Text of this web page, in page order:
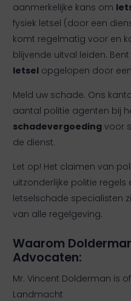
aanmerkelijke kans om
fysiek letsel (door een
komt regelmatig voor en
blijvende uitval leiden. Bent
letsel opgelopen door
Meld uw schade. Ons
aantal politie agenten bij
schadevergoeding voor
de dienst.
Let op! Het claimen van
uitzonderlijke politie regels
letselschade specialisten
van alle regelgeving.
Waarom
Advocaten:
Mr. Vincent Dolderman is
Landmacht